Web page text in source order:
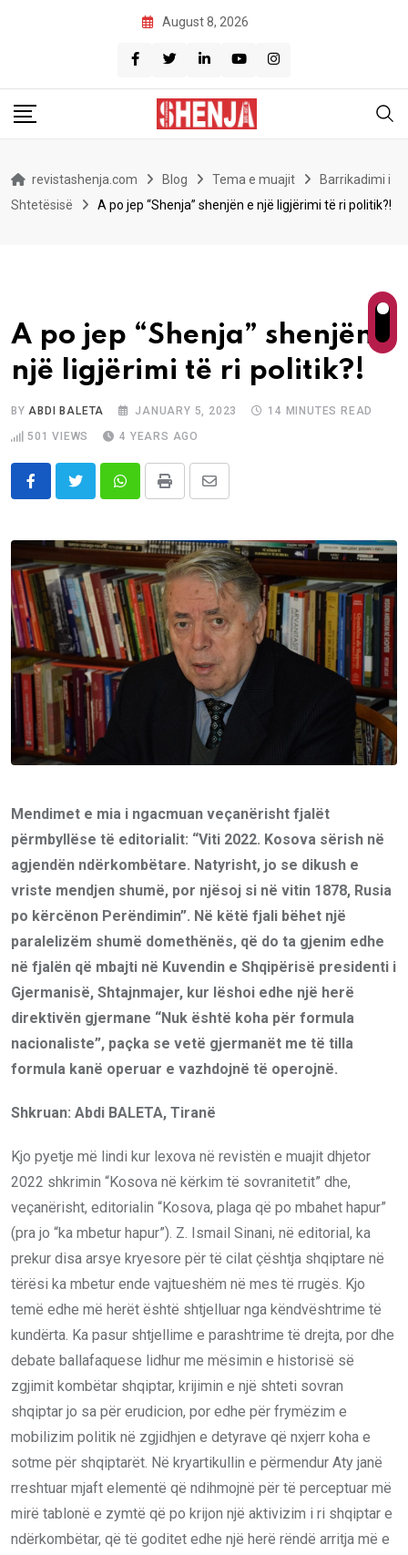
August 8, 2026
revistashenja.com Blog Tema e muajit
Barrikadimi i
Shtetësisë
A po jep “Shenja” shenjën e një ligjërimi të ri politik?!
A po jep “Shenja” shenjën e
një ligjërimi të ri politik?!
BYABDI BALETA JANUARY 5, 2023
14 MINUTES READ
501 VIEWS 4 YEARS AGO
WhatsappPrint
Share
Email
Mendimet e mia i ngacmuan veçanërisht fjalët
përmbyllëse të editorialit: “Viti 2022. Kosova sërish në
agjendën ndërkombëtare. Natyrisht, jo se dikush e
vriste mendjen shumë, por njësoj si në vitin 1878, Rusia
po kërcënon Perëndimin”. Në këtë fjali bëhet një
paralelizëm shumë domethënës, që do ta gjenim edhe
në fjalën që mbajti në Kuvendin e Shqipërisë presidenti i
Gjermanisë, Shtajnmajer, kur lëshoi edhe një herë
direktivën gjermane “Nuk është koha për formula
nacionaliste”, paçka se vetë gjermanët me të tilla
formula kanë operuar e vazhdojnë të operojnë.
Shkruan: Abdi BALETA, Tiranë
Kjo pyetje më lindi kur lexova në revistën e muajit dhjetor
2022 shkrimin “Kosova në kërkim të sovranitetit” dhe,
veçanërisht, editorialin “Kosova, plaga që po mbahet hapur”
(pra jo “ka mbetur hapur”). Z. Ismail Sinani, në editorial, ka
prekur disa arsye kryesore për të cilat çështja shqiptare në
tërësi ka mbetur ende vajtueshëm në mes të rrugës. Kjo
temë edhe më herët është shtjelluar nga këndvështrime të
kundërta. Ka pasur shtjellime e parashtrime të drejta, por dhe
debate ballafaquese lidhur me mësimin e historisë së
zgjimit kombëtar shqiptar, krijimin e një shteti sovran
shqiptar jo sa për erudicion, por edhe për frymëzim e
mobilizim politik në zgjidhjen e detyrave që nxjerr koha e
sotme për shqiptarët. Në kryartikullin e përmendur Aty janë
rreshtuar mjaft elementë që ndihmojnë për të perceptuar më
mirë tablonë e zymtë që po krijon një aktivizim i ri shqiptar e
ndërkombëtar, që të goditet edhe një herë rëndë arritja më e